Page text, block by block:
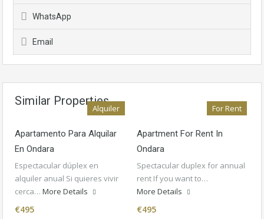
WhatsApp
Email
Similar Properties
Alquiler
Apartamento Para Alquilar
En Ondara
Espectacular dúplex en
alquiler anual Si quieres vivir
cerca… More Details
€495
For Rent
Apartment For Rent In
Ondara
Spectacular duplex for annual
rent If you want to…
More Details
€495